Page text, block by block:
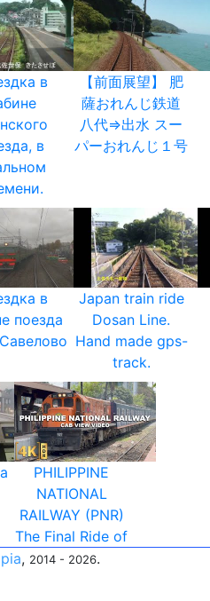
в
в
【前面展望】 肥
薩おれんじ鉄道
八代⇒出水 スー
パーおれんじ１号
в
поезда
Japan train ride
Dosan Line.
Hand made gps-
track.
PHILIPPINE
NATIONAL
RAILWAY (PNR)
The Final Ride of
, 2014 - 2026.